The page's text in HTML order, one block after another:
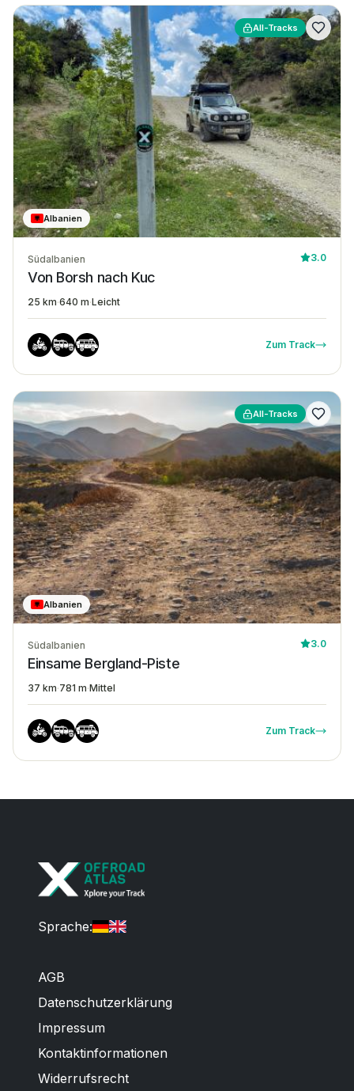
All-Tracks
Albanien
Südalbanien 3.0
Von Borsh nach Kuc
25 km·640 m·Leicht
Zum Track
All-Tracks
Albanien
Südalbanien 3.0
Einsame Bergland-Piste
37 km·781 m·Mittel
Zum Track
Sprache:
AGB
Datenschutzerklärung
Impressum
Kontaktinformationen
Widerrufsrecht